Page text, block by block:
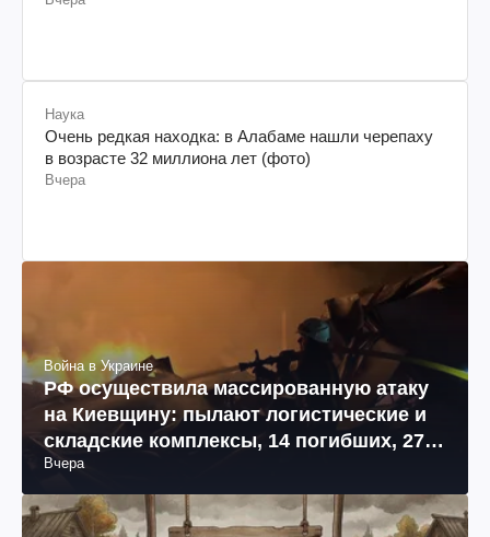
Наука
Очень редкая находка: в Алабаме нашли черепаху
в возрасте 32 миллиона лет (фото)
Вчера
Война в Украине
РФ осуществила массированную атаку
на Киевщину: пылают логистические и
складские комплексы, 14 погибших, 27
раненых (фото, видео)
Вчера